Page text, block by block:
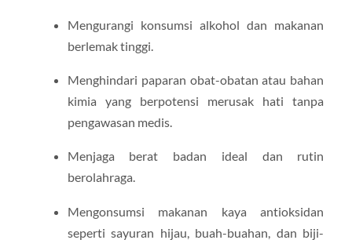
Mengurangi konsumsi alkohol dan makanan
berlemak tinggi.
Menghindari paparan obat-obatan atau bahan
kimia yang berpotensi merusak hati tanpa
pengawasan medis.
Menjaga berat badan ideal dan rutin
berolahraga.
Mengonsumsi makanan kaya antioksidan
seperti sayuran hijau, buah-buahan, dan biji-